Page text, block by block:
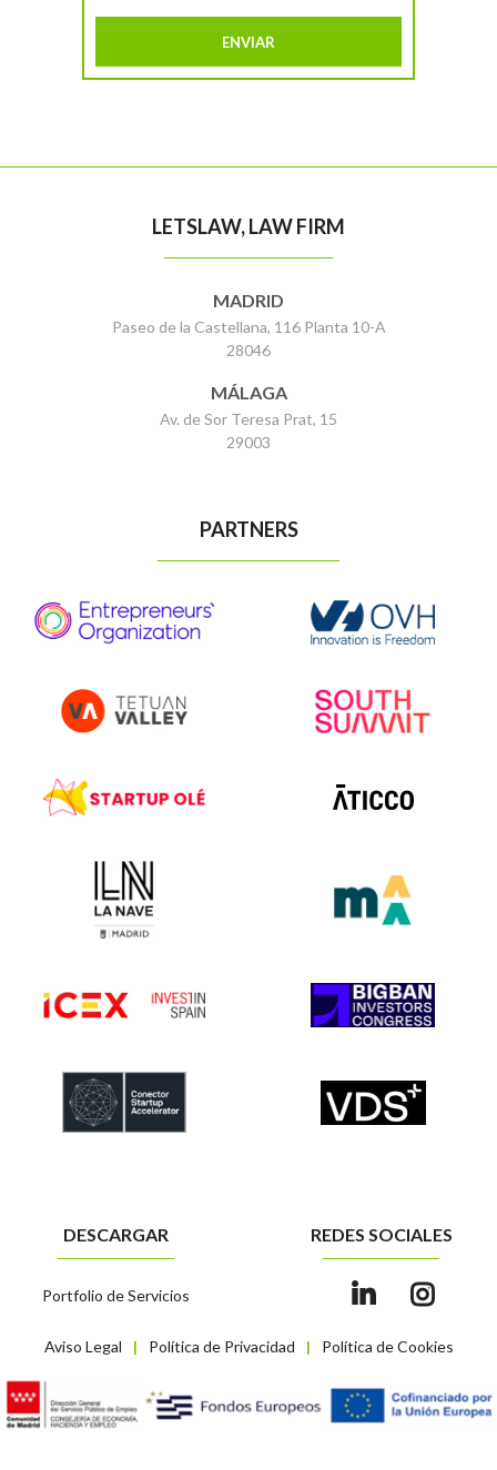
LETSLAW, LAW FIRM
MADRID
Paseo de la Castellana, 116 Planta 10-A
28046
MÁLAGA
Av. de Sor Teresa Prat, 15
29003
PARTNERS
Aviso Legal | Política de Privacidad | Política de Cookies
DESCARGAR
Portfolio de Servicios
REDES SOCIALES